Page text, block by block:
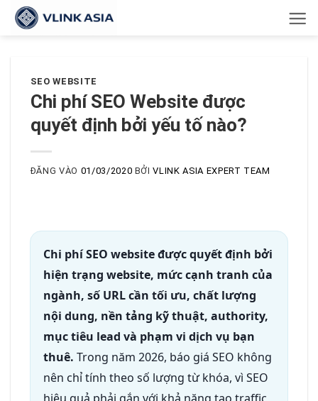
Bỏ
qua
SEO WEBSITE
Chi phí SEO Website được
quyết định bởi yếu tố nào?
ĐĂNG VÀO 01/03/2020 BỞIVLINK ASIA EXPERT TEAM
Chi phí SEO website được quyết định bởi
hiện trạng website, mức cạnh tranh của
ngành, số URL cần tối ưu, chất lượng
nội dung, nền tảng kỹ thuật, authority,
mục tiêu lead và phạm vi dịch vụ bạn
thuê. Trong năm 2026, báo giá SEO không
nên chỉ tính theo số lượng từ khóa, vì SEO